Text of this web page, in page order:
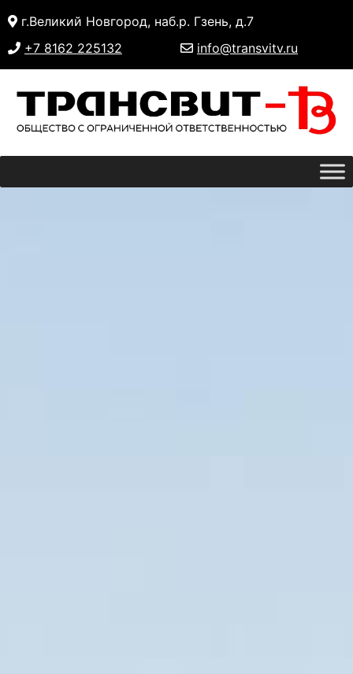
to
content
г.Великий Новгород, наб.р. Гзень, д.7
+7 8162 225132
info@transvitv.ru